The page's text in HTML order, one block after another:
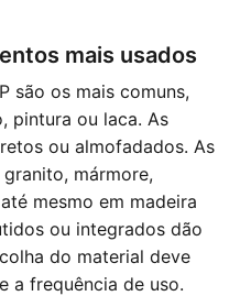
mais usados
são os mais comuns,
pintura ou laca. As
ou almofadados. As
mármore,
mesmo em madeira
ou integrados dão
do material deve
a frequência de uso.